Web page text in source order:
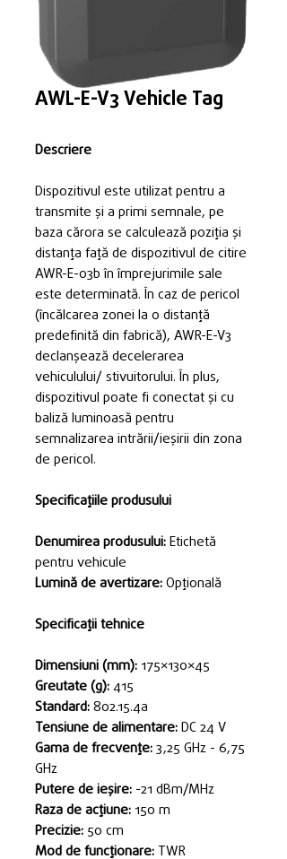
AWL-E-V3 Vehicle Tag
Descriere
Dispozitivul este utilizat pentru a
transmite și a primi semnale, pe
baza cărora se calculează poziția și
distanța față de dispozitivul de citire
AWR-E-03b în împrejurimile sale
este determinată. În caz de pericol
(încălcarea zonei la o distanță
predefinită din fabrică), AWR-E-V3
declanșează decelerarea
vehiculului/ stivuitorului. În plus,
dispozitivul poate fi conectat și cu
baliză luminoasă pentru
semnalizarea intrării/ieșirii din zona
de pericol.
Specificațiile produsului
Denumirea produsului: Etichetă
pentru vehicule
Lumină de avertizare: Opțională
Specificații tehnice
Dimensiuni (mm): 175×130×45
Greutate (g): 415
Standard: 802.15.4a
Tensiune de alimentare: DC 24 V
Gama de frecvențe: 3,25 GHz - 6,75
GHz
Putere de ieșire: -21 dBm/MHz
Raza de acțiune: 150 m
Precizie: 50 cm
Mod de funcționare: TWR